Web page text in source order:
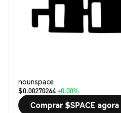
nounspace
$0.00270264+0.00%
Comprar $SPACE agora